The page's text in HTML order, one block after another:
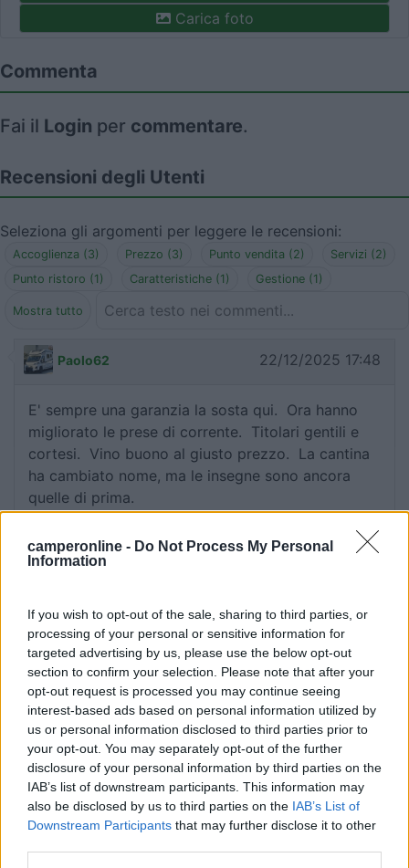
camperonline - Do Not Process My Personal
Information
If you wish to opt-out of the sale, sharing to third parties, or
processing of your personal or sensitive information for
targeted advertising by us, please use the below opt-out
section to confirm your selection. Please note that after your
opt-out request is processed you may continue seeing
interest-based ads based on personal information utilized by
us or personal information disclosed to third parties prior to
your opt-out. You may separately opt-out of the further
disclosure of your personal information by third parties on the
IAB’s list of downstream participants. This information may
also be disclosed by us to third parties on the IAB’s List of
Downstream Participants that may further disclose it to other
Carica foto
Commenta
Fai il Login per commentare.
Recensioni degli Utenti
Seleziona gli argomenti per leggere le recensioni:
Accoglienza (3) Prezzo (3) Punto vendita (2)
Servizi (2)
Punto ristoro (1)
Caratteristiche (1) Gestione (1)
Mostra tutto
Paolo62 22/12/2025 17:48
E' sempre una garanzia la sosta qui. Ora hanno
migliorato le prese di corrente. Titolari gentili e
cortesi. Vino buono al giusto prezzo. La cantina
ha cambiato nome, ma le insegne sono ancora
quelle di prima.
Accoglienza Prezzo Punto ristoro
Punto vendita
Servizi
alessandro1970 14/07/2025 12:03
Proprietario gentilissimo. Sosta gratuita. Si può
acquistare il vino di loro produzione. Circa 6 posti
camper.
Accoglienza Prezzo Punto vendita
Ste Peso 22/05/2025 20:20